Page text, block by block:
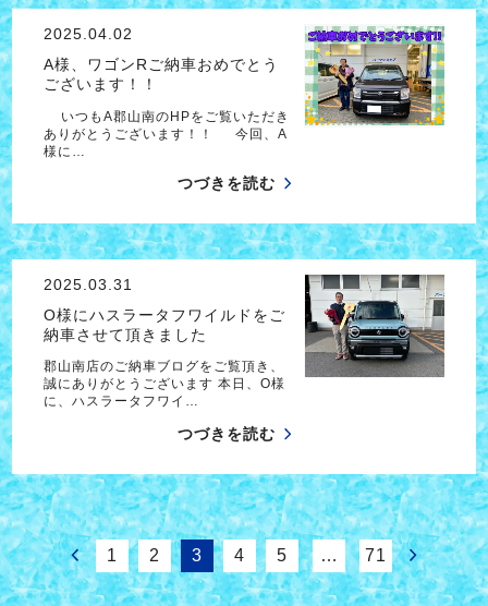
2025.04.02
A様、ワゴンRご納車おめでとう
ございます！！
いつもA郡山南のHPをご覧いただき
ありがとうございます！！ 今回、A
様に…
つづきを読む
2025.03.31
O様にハスラータフワイルドをご
納車させて頂きました
郡山南店のご納車ブログをご覧頂き、
誠にありがとうございます 本日、O様
に、ハスラータフワイ…
つづきを読む
1 2 3 4 5 … 71